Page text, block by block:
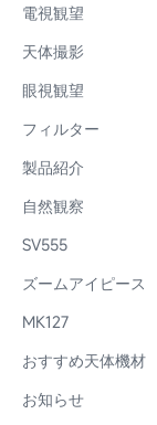
電視観望
天体撮影
眼視観望
フィルター
製品紹介
自然観察
SV555
ズームアイピース
MK127
おすすめ天体機材
お知らせ